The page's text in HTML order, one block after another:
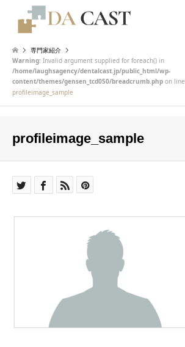
専門家紹介
Warning: Invalid argument supplied for foreach() in
/home/laughsagency/dentalcast.jp/public_html/wp-
content/themes/gensen_tcd050/breadcrumb.php on line
profileimage_sample
profileimage_sample